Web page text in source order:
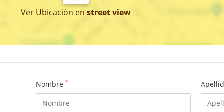
Ver Ubicación en street view
Nombre *